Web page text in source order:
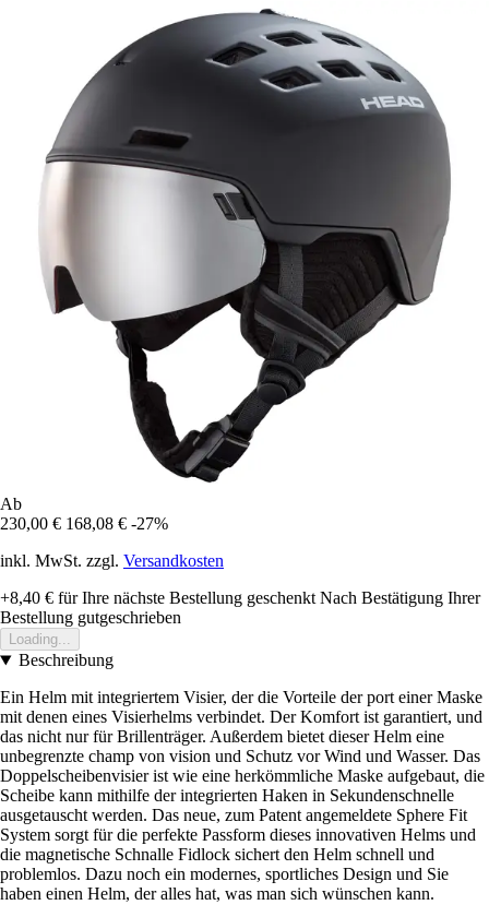
Ab
230,00 € 168,08 € -27%
inkl. MwSt. zzgl. Versandkosten
+8,40 € für Ihre nächste Bestellung geschenkt Nach Bestätigung Ihrer
Bestellung gutgeschrieben
Loading...
Beschreibung
Ein Helm mit integriertem Visier, der die Vorteile der port einer Maske
mit denen eines Visierhelms verbindet. Der Komfort ist garantiert, und
das nicht nur für Brillenträger. Außerdem bietet dieser Helm eine
unbegrenzte champ von vision und Schutz vor Wind und Wasser. Das
Doppelscheibenvisier ist wie eine herkömmliche Maske aufgebaut, die
Scheibe kann mithilfe der integrierten Haken in Sekundenschnelle
ausgetauscht werden. Das neue, zum Patent angemeldete Sphere Fit
System sorgt für die perfekte Passform dieses innovativen Helms und
die magnetische Schnalle Fidlock sichert den Helm schnell und
problemlos. Dazu noch ein modernes, sportliches Design und Sie
haben einen Helm, der alles hat, was man sich wünschen kann.